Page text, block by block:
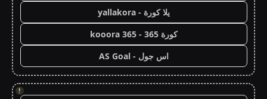
يلا كورة - yallakora
كورة 365 - kooora 365
اس جول - AS Goal
!